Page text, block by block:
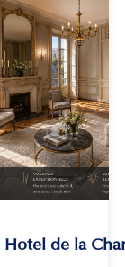
Hotel de la